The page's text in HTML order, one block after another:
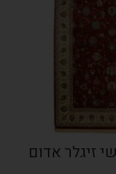
זיגלר אדום